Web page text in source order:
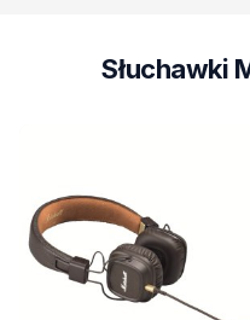
Słuchawki